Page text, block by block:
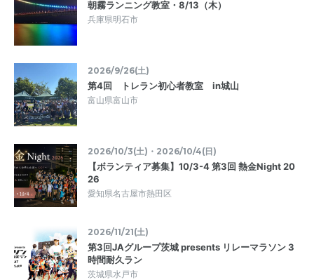
朝霧ランニング教室・8/13（木）
兵庫県明石市
2026/9/26(土)
第4回 トレラン初心者教室 in城山
富山県富山市
2026/10/3(土)・2026/10/4(日)
【ボランティア募集】10/3-4 第3回 熱金Night 20
26
愛知県名古屋市熱田区
2026/11/21(土)
第3回JAグループ茨城 presents リレーマラソン 3
時間耐久ラン
茨城県水戸市